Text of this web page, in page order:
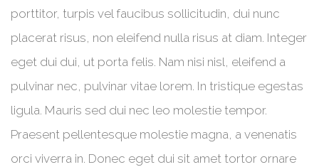
porttitor, turpis vel faucibus sollicitudin, dui nunc
placerat risus, non eleifend nulla risus at diam. Integer
eget dui dui, ut porta felis. Nam nisi nisl, eleifend a
pulvinar nec, pulvinar vitae lorem. In tristique egestas
ligula. Mauris sed dui nec leo molestie tempor.
Praesent pellentesque molestie magna, a venenatis
orci viverra in. Donec eget dui sit amet tortor ornare